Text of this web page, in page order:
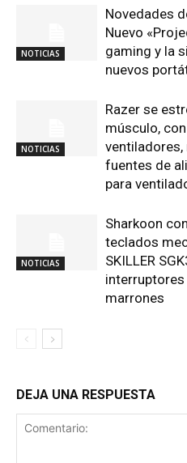
NOTICIAS
Novedades
Nuevo
gaming y la
nuevos
NOTICIAS
Razer se
músculo,
fuentes de
para
NOTICIAS
Sharkoon
teclados
SKILLER
interruptores
marrones
DEJA UNA RESPUESTA